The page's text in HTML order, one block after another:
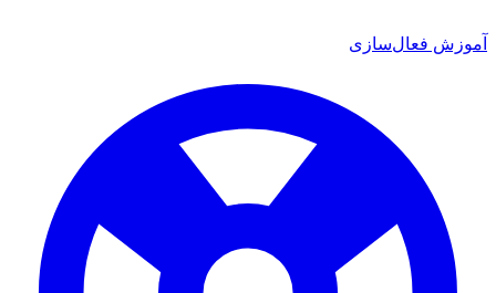
فعال‌سازی